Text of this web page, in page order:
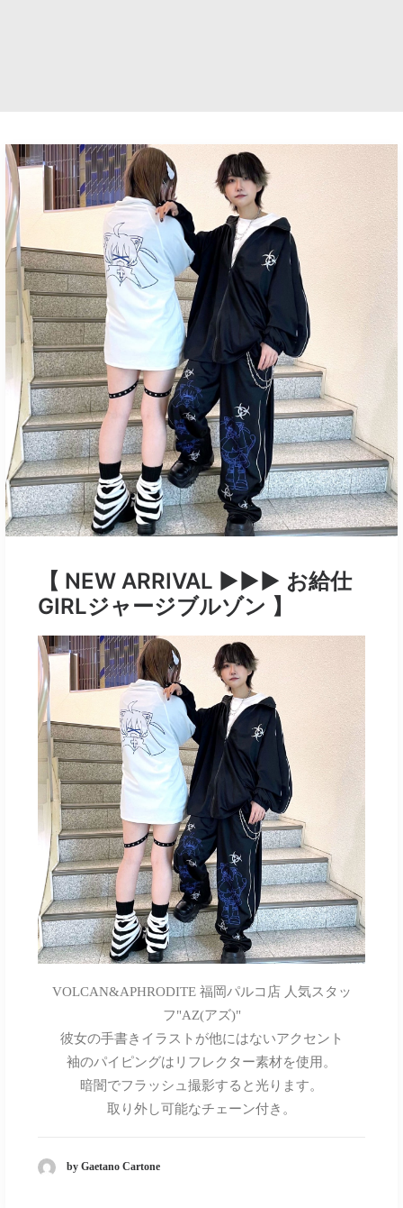
【 NEW ARRIVAL ▶︎▶︎▶︎ お給仕
GIRLジャージブルゾン 】
VOLCAN&APHRODITE 福岡パルコ店 人気スタッ
フ"AZ(アズ)"
彼女の手書きイラストが他にはないアクセント
袖のパイピングはリフレクター素材を使用。
暗闇でフラッシュ撮影すると光ります。
取り外し可能なチェーン付き。
by Gaetano Cartone